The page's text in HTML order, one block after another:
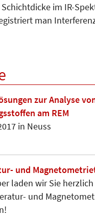
im IR-
man
zur Analyse
am REM
in Neuss
und
laden wir Sie
und